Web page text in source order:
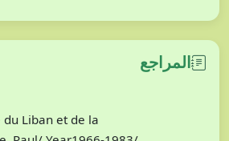
المراجع
Liban et de la